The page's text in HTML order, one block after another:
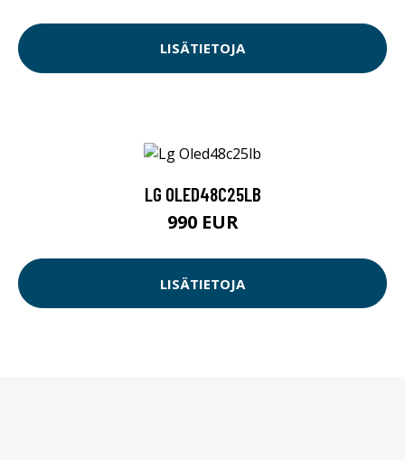
LISÄTIETOJA
LG OLED48C25LB
990 EUR
LISÄTIETOJA